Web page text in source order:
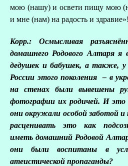
мою (нашу) и освети пищу мою
и мне (нам) на радость и здравие»!
Корр.: Осмысливая
домашнего Родового Алтаря
дедушек и бабушек, а также,
России этого поколения – в
на стенах были вывешены
фотографии их родичей. И
они окружали особой заботой
расценивать это как
иметь домашний Родовой
они были воспитаны в
атеистической пропаганды?